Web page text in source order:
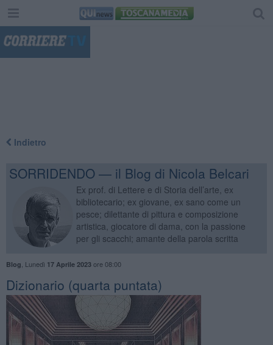
Indietro
SORRIDENDO — il Blog di Nicola Belcari
Ex prof. di Lettere e di Storia dell’arte, ex
bibliotecario; ex giovane, ex sano come un
pesce; dilettante di pittura e composizione
artistica, giocatore di dama, con la passione
per gli scacchi; amante della parola scritta
Blog Lunedì 17 Aprile 2023ore 08:00
​Dizionario (quarta puntata)